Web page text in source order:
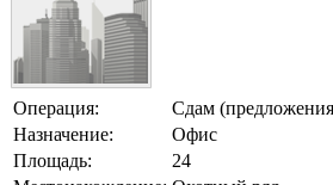
Операция:
Сдам
Назначение:
Офис
Площадь:
24